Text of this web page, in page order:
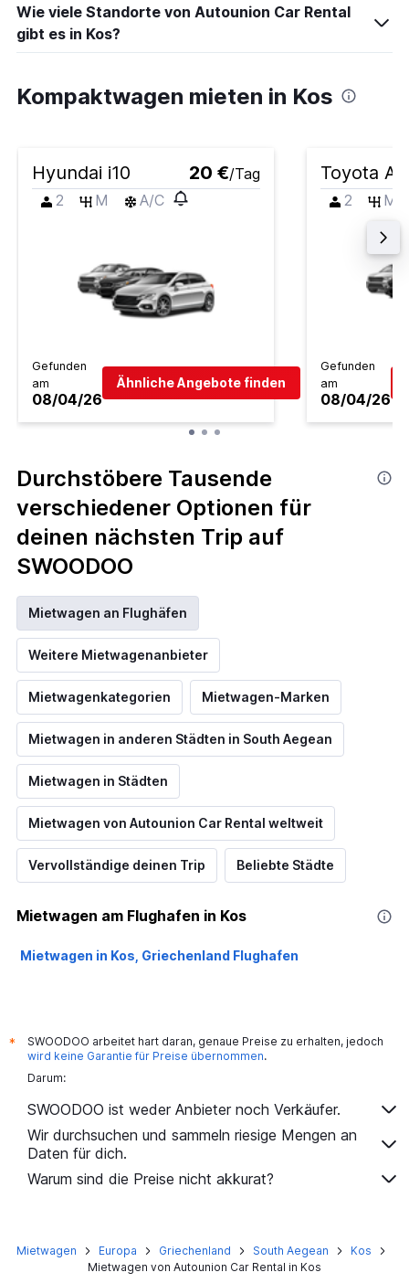
Wie viele Standorte von Autounion Car Rental
gibt es in Kos?
Kompaktwagen mieten in Kos
Hyundai i10 20 €/Tag
2
M A/C
Gefunden
am
08/04/26
Ähnliche Angebote finden
Toyota
2 M
Gefunden
am
08/04/26
Durchstöbere Tausende
verschiedener Optionen für
deinen nächsten Trip auf
SWOODOO
Mietwagen an Flughäfen
Weitere Mietwagenanbieter
Mietwagenkategorien Mietwagen-Marken
Mietwagen in anderen Städten in South Aegean
Mietwagen in Städten
Mietwagen von Autounion Car Rental weltweit
Vervollständige deinen Trip Beliebte Städte
Mietwagen am Flughafen in Kos
Mietwagen in Kos, Griechenland Flughafen
*
SWOODOO arbeitet hart daran, genaue Preise zu erhalten, jedoch
wird keine Garantie für Preise übernommen.
Darum:
SWOODOO ist weder Anbieter noch Verkäufer.
Wir durchsuchen und sammeln riesige Mengen an
Daten für dich.
Warum sind die Preise nicht akkurat?
Mietwagen Europa Griechenland South Aegean
Kos
Mietwagen von Autounion Car Rental in Kos